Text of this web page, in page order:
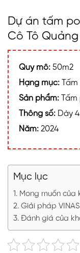
Dự án tấm
Cô Tô
Quy mô: 50m2
Hạng mục:
Sản phẩm:
Thông số: Dày
Năm: 2024
Mục lục
Mong muốn của
Giải pháp
Đánh giá của